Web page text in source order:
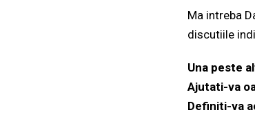
Ma intreba
discutiile
Una peste
Ajutati-va
Definiti-va